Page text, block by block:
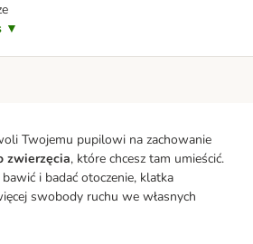
▼
Twojemu pupilowi na zachowanie
zwierzęcia, które chcesz tam umieścić.
i badać otoczenie, klatka
swobody ruchu we własnych